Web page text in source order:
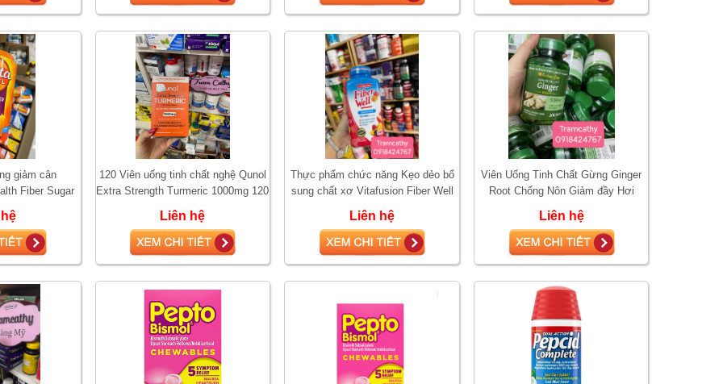
giảm cân
Fiber Sugar
đường
120 Viên uống tinh chất nghệ Qunol
Extra Strength Turmeric 1000mg 120
Softgels
Liên hệ
Thực phẩm chức năng Kẹo dẻo bổ
sung chất xơ Vitafusion Fiber Well
Gummies 220v
Liên hệ
Viên Uống Tinh Chất Gừng Ginger
Root Chống Nôn Giảm đầy Hơi
Puritan Pride 200 viên
Liên hệ